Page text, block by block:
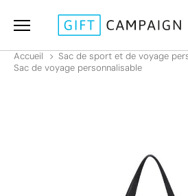
Accueil
Sac de sport et de voyage
Sac de voyage personnalisable